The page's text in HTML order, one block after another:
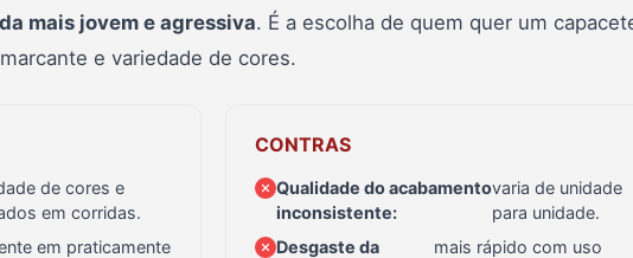
mais jovem e agressiva. É a escolha de quem quer um
e variedade de cores.
de cores e
em corridas.
em praticamente
CONTRAS
Qualidade do acabamento
inconsistente:
varia de unidade
para unidade.
Desgaste da
mais rápido com uso